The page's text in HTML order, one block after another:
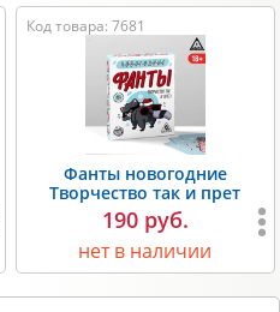
Код товара: 7681
Фанты новогодние
Творчество так и прет
190 руб.
нет в наличии